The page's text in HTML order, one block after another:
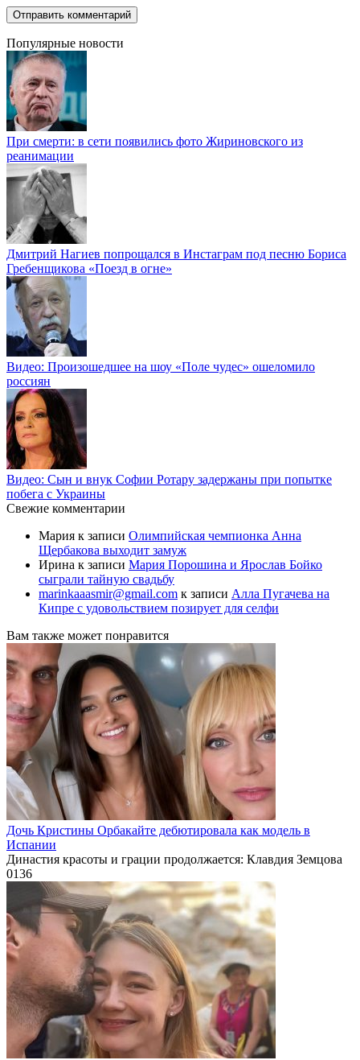
Популярные новости
При смерти: в сети появились фото Жириновского из
реанимации
Дмитрий Нагиев попрощался в Инстаграм под песню Бориса
Гребенщикова «Поезд в огне»
Видео: Произошедшее на шоу «Поле чудес» ошеломило
россиян
Видео: Сын и внук Софии Ротару задержаны при попытке
побега с Украины
Свежие комментарии
Мария к записи Олимпийская чемпионка Анна
Щербакова выходит замуж
Ирина к записи Мария Порошина и Ярослав Бойко
сыграли тайную свадьбу
marinkaaasmir@gmail.com к записи Алла Пугачева на
Кипре с удовольствием позирует для селфи
Вам также может понравится
Дочь Кристины Орбакайте дебютировала как модель в
Испании
Династия красоты и грации продолжается: Клавдия Земцова
0136